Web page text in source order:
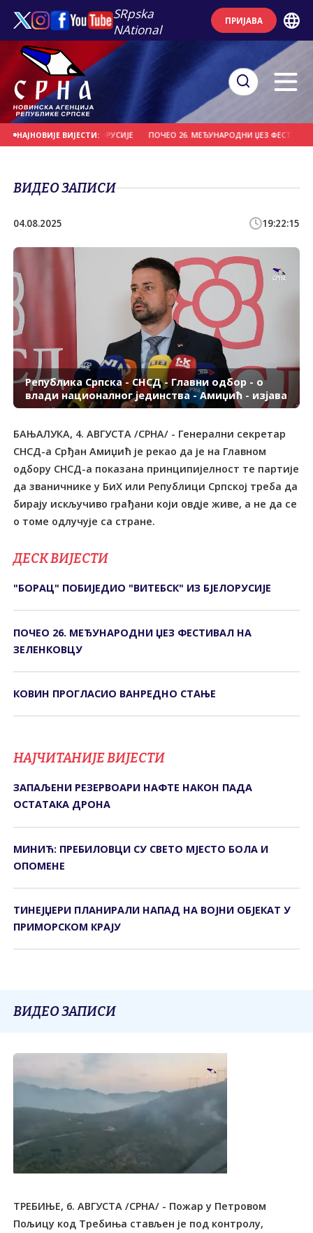
SRpska
NAtional
ПРИЈАВА
НАЈНОВИЈЕ ВИЈЕСТИ:
"ВИТЕБСК" ИЗ БЈЕЛОРУСИЈЕ ПОЧЕО 26. МЕЂУНАРОДНИ ЏЕЗ ФЕСТИВАЛ
ВИДЕО ЗАПИСИ
04.08.2025 19:22:15
Република Српска - СНСД - Главни одбор - о
влади националног јединства - Амиџић - изјава
БАЊАЛУКА, 4. АВГУСТА /СРНА/ - Генерални секретар
СНСД-а Срђан Амиџић је рекао да је на Главном
одбору СНСД-а показана принципијелност те партије
да званичнике у БиХ или Републици Српској треба да
бирају искључиво грађани који овдје живе, а не да се
ДЕСК ВИЈЕСТИ
"БОРАЦ" ПОБИЈЕДИО "ВИТЕБСК" ИЗ БЈЕЛОРУСИЈЕ
ПОЧЕО 26. МЕЂУНАРОДНИ ЏЕЗ ФЕСТИВАЛ НА
ЗЕЛЕНКОВЦУ
КОВИН ПРОГЛАСИО ВАНРЕДНО СТАЊЕ
НАЈЧИТАНИЈЕ ВИЈЕСТИ
ЗАПАЉЕНИ РЕЗЕРВОАРИ НАФТЕ НАКОН ПАДА
ОСТАТАКА ДРОНА
МИНИЋ: ПРЕБИЛОВЦИ СУ СВЕТО МЈЕСТО БОЛА И
ОПОМЕНЕ
ТИНЕЈЏЕРИ ПЛАНИРАЛИ НАПАД НА ВОЈНИ ОБЈЕКАТ У
ПРИМОРСКОМ КРАЈУ
ВИДЕО ЗАПИСИ
ТРЕБИЊЕ, 6. АВГУСТА /СРНА/ - Пожар у Петровом
Пољицу код Tребиња стављен је под контролу,